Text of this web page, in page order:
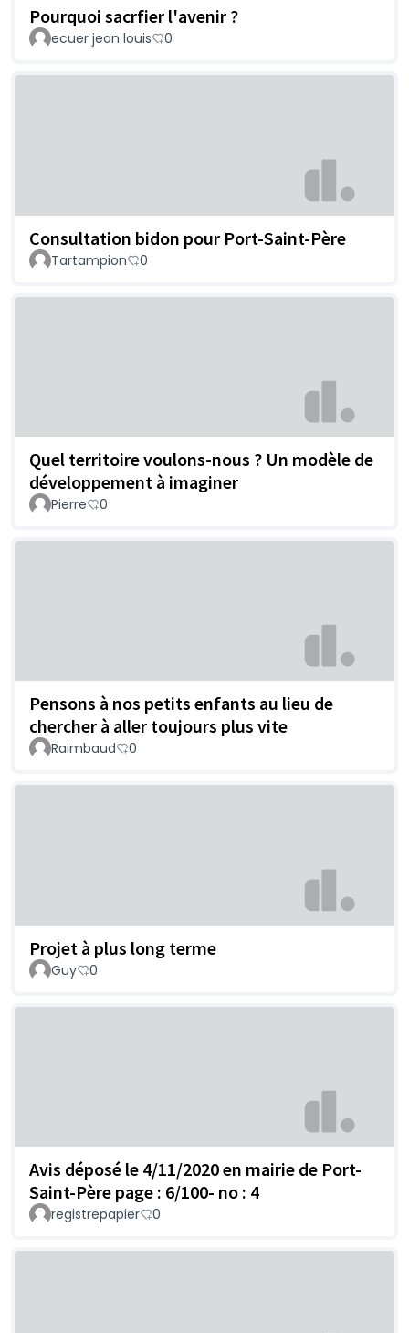
Pourquoi sacrfier l'avenir ?
ecuer jean louis 0
Consultation bidon pour Port-Saint-Père
Tartampion 0
Quel territoire voulons-nous ? Un modèle de
développement à imaginer
Pierre 0
Pensons à nos petits enfants au lieu de
chercher à aller toujours plus vite
Raimbaud 0
Projet à plus long terme
Guy 0
Avis déposé le 4/11/2020 en mairie de Port-
Saint-Père page : 6/100- no : 4
registrepapier 0